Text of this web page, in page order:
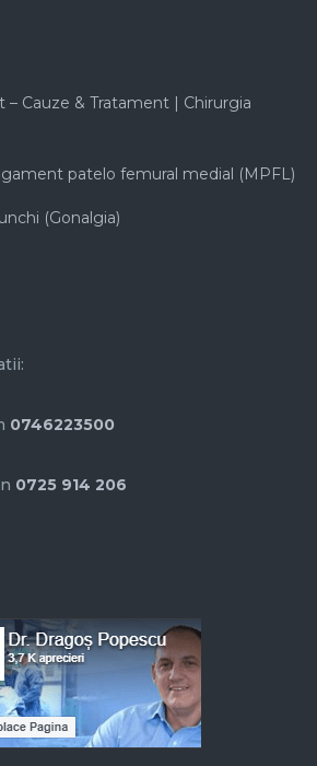
Cauze & Tratament | Chirurgia
patelo femural medial (MPFL)
(Gonalgia)
0746223500
0725 914 206